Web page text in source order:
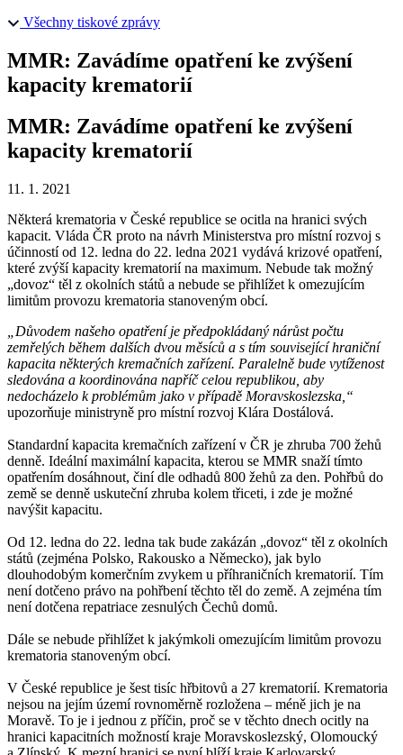
Všechny tiskové zprávy
MMR: Zavádíme opatření ke zvýšení
kapacity krematorií
MMR: Zavádíme opatření ke zvýšení
kapacity krematorií
11. 1. 2021
Některá krematoria v České republice se ocitla na hranici svých
kapacit. Vláda ČR proto na návrh Ministerstva pro místní rozvoj s
účinností od 12. ledna do 22. ledna 2021 vydává krizové opatření,
které zvýší kapacity krematorií na maximum. Nebude tak možný
„dovoz“ těl z okolních států a nebude se přihlížet k omezujícím
limitům provozu krematoria stanoveným obcí.
„Důvodem našeho opatření je předpokládaný nárůst počtu
zemřelých během dalších dvou měsíců a s tím související hraniční
kapacita některých kremačních zařízení. Paralelně bude vytíženost
sledována a koordinována napříč celou republikou, aby
nedocházelo k problémům jako v případě Moravskoslezska,“
upozorňuje ministryně pro místní rozvoj Klára Dostálová.
Standardní kapacita kremačních zařízení v ČR je zhruba 700 žehů
denně. Ideální maximální kapacita, kterou se MMR snaží tímto
opatřením dosáhnout, činí dle odhadů 800 žehů za den. Pohřbů do
země se denně uskuteční zhruba kolem třiceti, i zde je možné
navýšit kapacitu.
Od 12. ledna do 22. ledna tak bude zakázán „dovoz“ těl z okolních
států (zejména Polsko, Rakousko a Německo), jak bylo
dlouhodobým komerčním zvykem u příhraničních krematorií. Tím
není dotčeno právo na pohřbení těchto těl do země. A zejména tím
není dotčena repatriace zesnulých Čechů domů.
Dále se nebude přihlížet k jakýmkoli omezujícím limitům provozu
krematoria stanoveným obcí.
V České republice je šest tisíc hřbitovů a 27 krematorií. Krematoria
nejsou na jejím území rovnoměrně rozložena – méně jich je na
Moravě. To je i jednou z příčin, proč se v těchto dnech ocitly na
hranici kapacitních možností kraje Moravskoslezský, Olomoucký